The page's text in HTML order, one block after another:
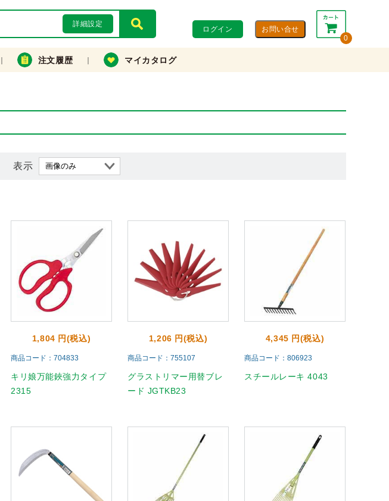
詳細設定
ログイン
0
合計： 0円
カートを見る・注文する
注文履歴 マイカタログ
表示
1,804 円(税込)
商品コード：704833
キリ娘万能鋏強力タイプ
2315
1,206 円(税込)
商品コード：755107
グラストリマー用替ブレ
ード JGTKB23
4,345 円(税込)
商品コード：806923
スチールレーキ 4043